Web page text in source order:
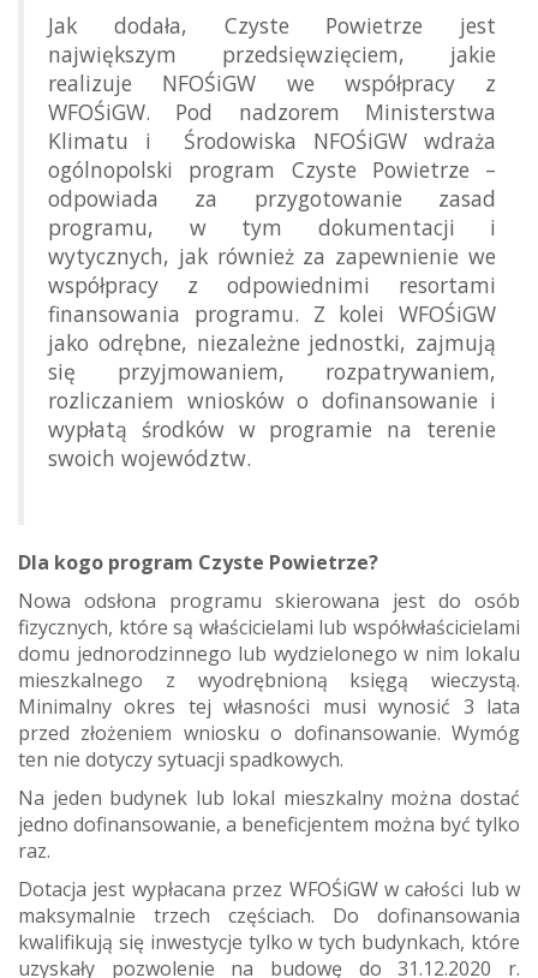
Jak dodała, Czyste Powietrze jest
największym przedsięwzięciem, jakie
realizuje NFOŚiGW we współpracy z
WFOŚiGW. Pod nadzorem Ministerstwa
Klimatu i Środowiska NFOŚiGW wdraża
ogólnopolski program Czyste Powietrze –
odpowiada za przygotowanie zasad
programu, w tym dokumentacji i
wytycznych, jak również za zapewnienie we
współpracy z odpowiednimi resortami
finansowania programu. Z kolei WFOŚiGW
jako odrębne, niezależne jednostki, zajmują
się przyjmowaniem, rozpatrywaniem,
rozliczaniem wniosków o dofinansowanie i
wypłatą środków w programie na terenie
swoich województw.
Dla kogo program Czyste Powietrze?
Nowa odsłona programu skierowana jest do osób
fizycznych, które są właścicielami lub współwłaścicielami
domu jednorodzinnego lub wydzielonego w nim lokalu
mieszkalnego z wyodrębnioną księgą wieczystą.
Minimalny okres tej własności musi wynosić 3 lata
przed złożeniem wniosku o dofinansowanie. Wymóg
ten nie dotyczy sytuacji spadkowych.
Na jeden budynek lub lokal mieszkalny można dostać
jedno dofinansowanie, a beneficjentem można być tylko
raz.
Dotacja jest wypłacana przez WFOŚiGW w całości lub w
maksymalnie trzech częściach. Do dofinansowania
kwalifikują się inwestycje tylko w tych budynkach, które
uzyskały pozwolenie na budowę do 31.12.2020 r.